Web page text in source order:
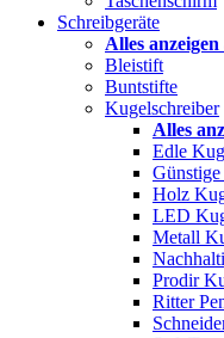
Schreibgeräte
Alles anzeigen
Bleistift
Buntstifte
Kugelschreiber
Alles
Edle
Holz
LED
Metall
Prodir
Ritter